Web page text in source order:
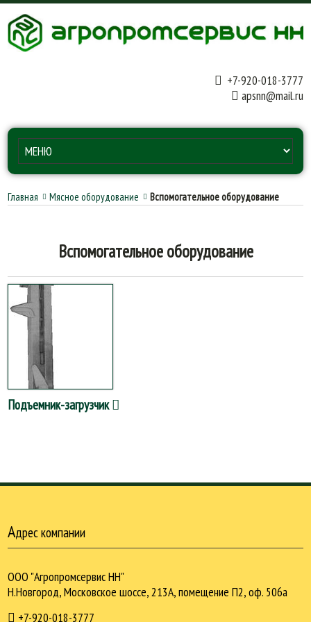
+7-920-018-3777
apsnn@mail.ru
Главная Мясное оборудование Вспомогательное оборудование
Вспомогательное оборудование
Подъемник-загрузчик
Адрес компании
ООО "Агропромсервис НН"
Н.Новгород, Московское шоссе, 213А, помещение П2, оф. 506а
+7-920-018-3777